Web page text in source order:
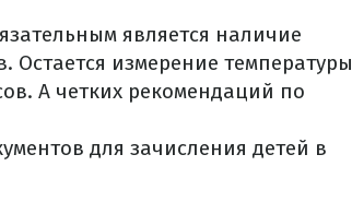
является наличие
Остается измерение температуры
А четких рекомендаций по
для зачисления детей в